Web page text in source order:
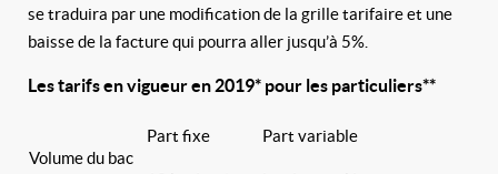
se traduira par une modification de la grille tarifaire et une
baisse de la facture qui pourra aller jusqu’à 5%.
Les tarifs en vigueur en 2019* pour les particuliers**
Volume du bac
Part fixe Part variable